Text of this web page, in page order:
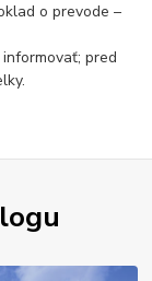
o prevode –
pred